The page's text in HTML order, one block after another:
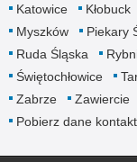
Katowice
Kłobuck
Myszków
Piekary
Ruda Śląska
Świętochłowice
Zabrze
Zawiercie
Pobierz dane